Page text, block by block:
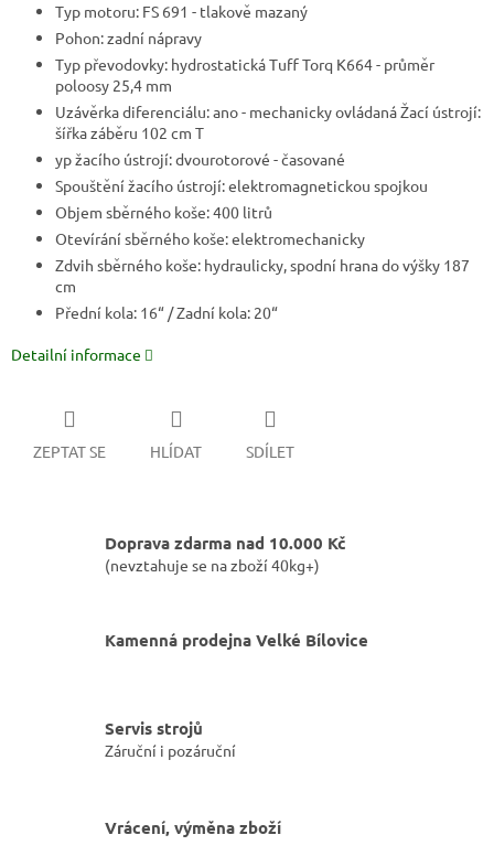
Typ motoru: FS 691 - tlakově mazaný
Pohon: zadní nápravy
Typ převodovky: hydrostatická Tuff Torq K664 - průměr
poloosy 25,4 mm
Uzávěrka diferenciálu: ano - mechanicky ovládaná Žací ústrojí:
šířka záběru 102 cm T
yp žacího ústrojí: dvourotorové - časované
Spouštění žacího ústrojí: elektromagnetickou spojkou
Objem sběrného koše: 400 litrů
Otevírání sběrného koše: elektromechanicky
Zdvih sběrného koše: hydraulicky, spodní hrana do výšky 187
cm
Přední kola: 16“ / Zadní kola: 20“
Detailní informace
ZEPTAT SE HLÍDAT SDÍLET
Doprava zdarma nad 10.000 Kč
(nevztahuje se na zboží 40kg+)
Kamenná prodejna Velké Bílovice
Servis strojů
Záruční i pozáruční
Vrácení, výměna zboží